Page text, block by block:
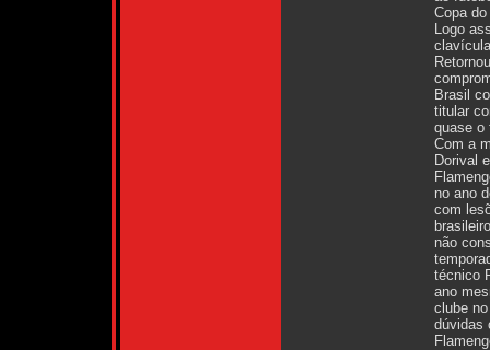
Copa
Logo
Brasil
titular
quase o
Com a
Dorival
no ano
com
não
técnico
ano
clube
dúvidas